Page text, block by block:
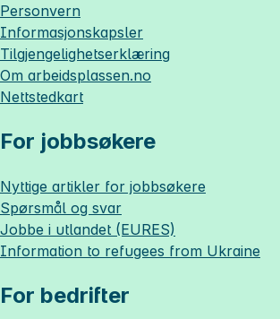
Personvern
Informasjonskapsler
Tilgjengelighetserklæring
Om arbeidsplassen.no
Nettstedkart
For jobbsøkere
Nyttige artikler for jobbsøkere
Spørsmål og svar
Jobbe i utlandet (EURES)
Information to refugees from Ukraine
For bedrifter